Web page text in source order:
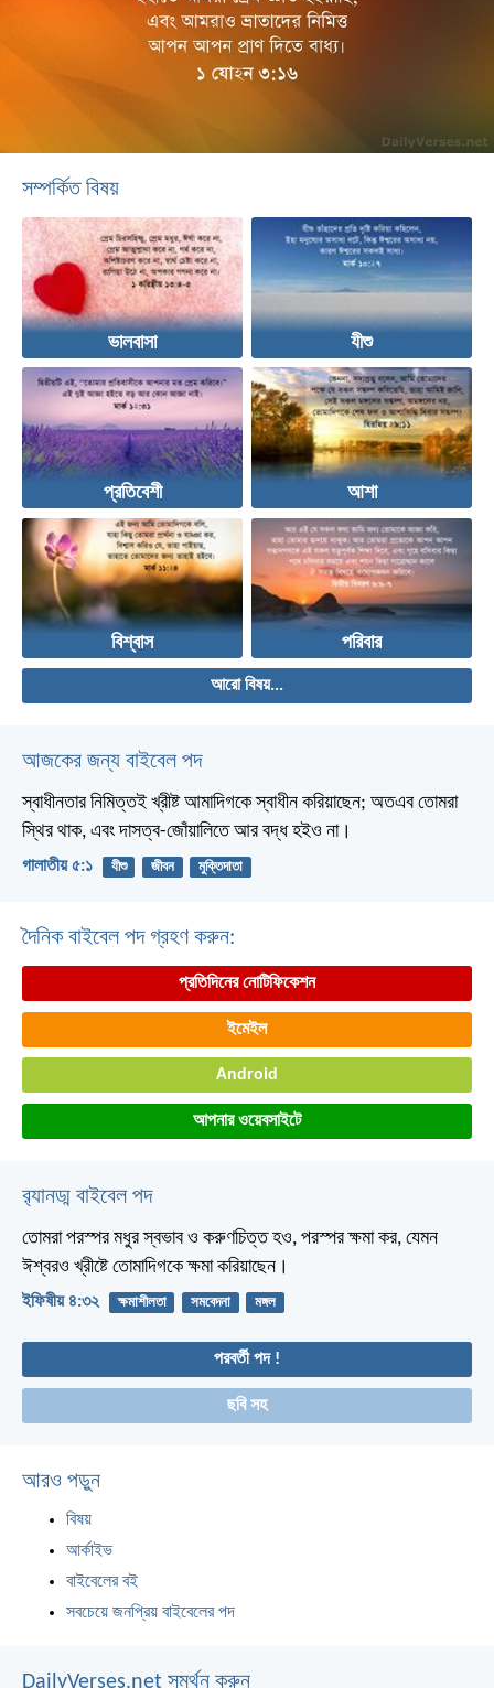
সম্পর্কিত বিষয়
ভালবাসা যীশু
প্রতিবেশী আশা
বিশ্বাস পরিবার
আরো বিষয়...
আজকের জন্য বাইবেল পদ
স্বাধীনতার নিমিত্তই খ্রীষ্ট আমাদিগকে স্বাধীন করিয়াছেন; অতএব তোমরা
স্থির থাক, এবং দাসত্ব-জোঁয়ালিতে আর বদ্ধ হইও না।
গালাতীয় ৫:১ যীশু জীবন মুক্তিদাতা
দৈনিক বাইবেল পদ গ্রহণ করুন:
প্রতিদিনের নোটিফিকেশন
ইমেইল
Android
আপনার ওয়েবসাইটে
র‌্যানড্ম বাইবেল পদ
তোমরা পরস্পর মধুর স্বভাব ও করুণচিত্ত হও, পরস্পর ক্ষমা কর, যেমন
ঈশ্বরও খ্রীষ্টে তোমাদিগকে ক্ষমা করিয়াছেন।
ইফিষীয় ৪:৩২ ক্ষমাশীলতা সমবেদনা মঙ্গল
পরবর্তী পদ !
ছবি সহ
আরও পড়ুন
বিষয়
আর্কাইভ
বাইবেলের বই
সবচেয়ে জনপ্রিয় বাইবেলের পদ
DailyVerses.net সমর্থন করুন